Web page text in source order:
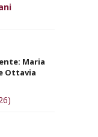
Maria
Ottavia